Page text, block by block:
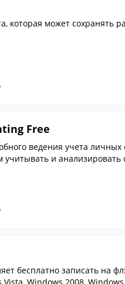
которая может сохранять
Free
ведения учета
учитывать и анализировать
бесплатно записать на